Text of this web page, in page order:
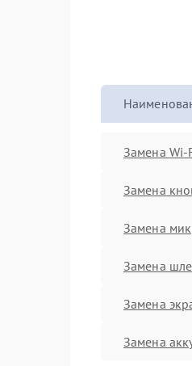
Замена Wi-
Замена
Замена
Замена
Замена
Замена